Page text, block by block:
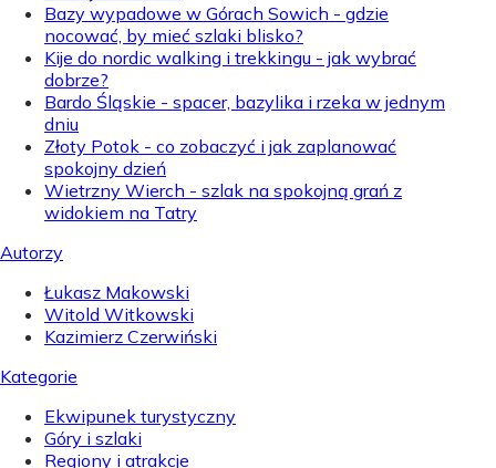
Bazy wypadowe w Górach Sowich - gdzie
nocować, by mieć szlaki blisko?
Kije do nordic walking i trekkingu - jak wybrać
dobrze?
Bardo Śląskie - spacer, bazylika i rzeka w jednym
dniu
Złoty Potok - co zobaczyć i jak zaplanować
spokojny dzień
Wietrzny Wierch - szlak na spokojną grań z
widokiem na Tatry
Autorzy
Łukasz Makowski
Witold Witkowski
Kazimierz Czerwiński
Kategorie
Ekwipunek turystyczny
Góry i szlaki
Regiony i atrakcje